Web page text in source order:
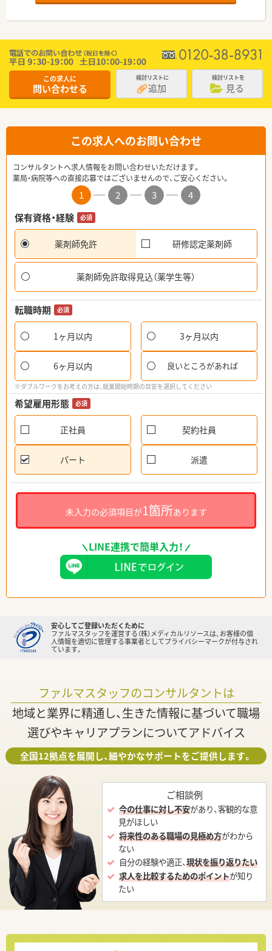
この求人に
問い合わせる
検討リストに
追加
検討リストを
見る
この求人へのお問い合わせ
コンサルタントへ求人情報をお問い合わせいただけます。
薬局・病院等への直接応募ではございませんので、ご安心ください。
1 2 3
4
保有資格・経験
必須
薬剤師免許 研修認定薬剤師
薬剤師免許取得見込（薬学生等）
転職時期 必須
1ヶ月以内 3ヶ月以内
6ヶ月以内 良いところがあれば
※ダブルワークをお考えの方は、就業開始時期の目安を選択してください
希望雇用形態 必須
正社員 契約社員
パート 派遣
未入力の必須項目が1箇所あります
LINE連携で簡単入力！
安心してご登録いただくために
ファルマスタッフを運営する（株）メディカルリソースは、お客様の個
人情報を適切に管理する事業者としてプライバシーマークが付与され
ています。
ファルマスタッフのコンサルタントは
地域と業界に精通し、生きた情報に基づいて職場
選びやキャリアプランについてアドバイス
全国12拠点を展開し、細やかなサポートをご提供します。
ご相談例
今の仕事に対し不安があり、客観的な意
見がほしい
将来性のある職場の見極め方がわから
ない
自分の経験や適正、現状を振り返りたい
求人を比較するためのポイントが知り
たい